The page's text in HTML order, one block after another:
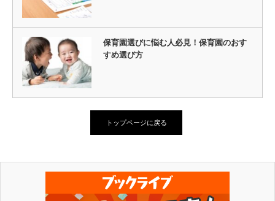
保育園選びに悩む人必見！保育園のおす
すめ選び方
トップページに戻る